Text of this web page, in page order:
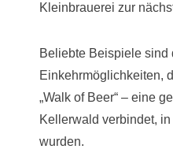
Kleinbrauerei zur
Beliebte Beispiele sind
Einkehrmöglichkeiten,
„Walk of Beer“ – eine
Kellerwald verbindet,
wurden.